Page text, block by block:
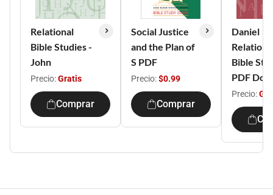
Relational
Bible Studies -
John
Precio:Gratis
Comprar
Social Justice
and the Plan of
S PDF
Precio:$0.99
Comprar
Daniel
Bible
PDF
Precio: